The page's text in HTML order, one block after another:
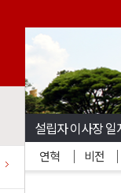
설립자 이사장 일
연혁 비전